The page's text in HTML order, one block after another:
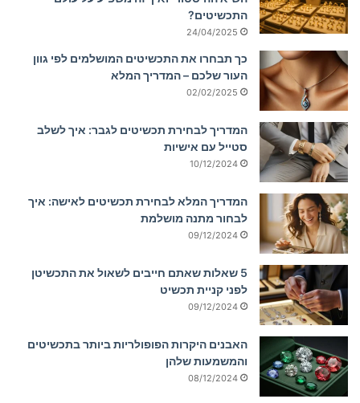
התכשיטים?
24/04/2025
כך תבחרו את התכשיטים המושלמים לפי גוון
העור שלכם – המדריך המלא
02/02/2025
המדריך לבחירת תכשיטים לגבר: איך לשלב
סטייל עם אישיות
10/12/2024
המדריך המלא לבחירת תכשיטים לאישה: איך
לבחור מתנה מושלמת
09/12/2024
5 שאלות שאתם חייבים לשאול את התכשיטן
לפני קניית תכשיט
09/12/2024
האבנים היקרות הפופולריות ביותר בתכשיטים
והמשמעות שלהן
08/12/2024